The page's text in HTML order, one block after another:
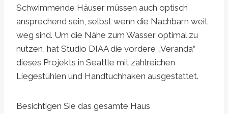
Schwimmende Häuser müssen auch optisch
ansprechend sein, selbst wenn die Nachbarn weit
weg sind. Um die Nähe zum Wasser optimal zu
nutzen, hat Studio DIAA die vordere „Veranda“
dieses Projekts in Seattle mit zahlreichen
Liegestühlen und Handtuchhaken ausgestattet.
Besichtigen Sie das gesamte Haus